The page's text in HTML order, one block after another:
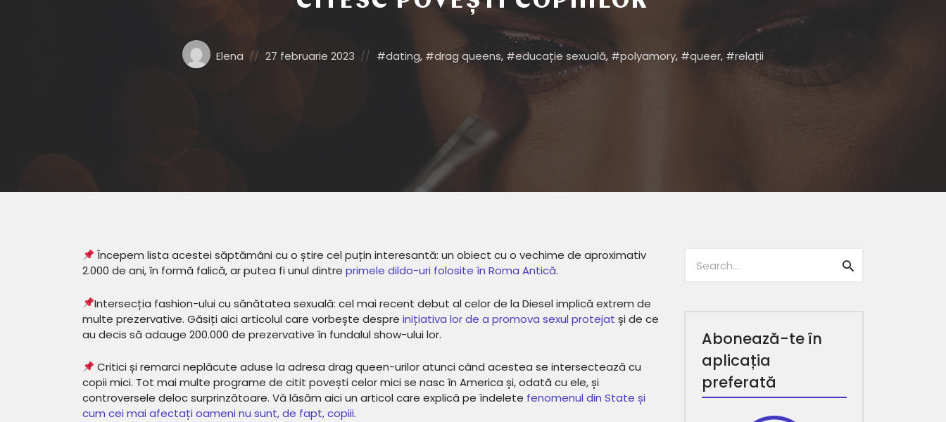
Posted
by:
Elena
on
27 februarie 2023
in:dating, drag queens, educație sexuală, polyamory, queer, relații
Începem lista acestei săptămâni cu o știre cel puțin interesantă: un obiect cu o vechime de aproximativ
2.000 de ani, în formă falică, ar putea fi unul dintre primele dildo-uri folosite în Roma Antică.
Intersecția fashion-ului cu sănătatea sexuală: cel mai recent debut al celor de la Diesel implică extrem de
multe prezervative. Găsiți aici articolul care vorbește despre inițiativa lor de a promova sexul protejat și de ce
au decis să adauge 200.000 de prezervative în fundalul show-ului lor.
Critici și remarci neplăcute aduse la adresa drag queen-urilor atunci când acestea se intersectează cu
copii mici. Tot mai multe programe de citit povești celor mici se nasc în America și, odată cu ele, și
controversele deloc surprinzătoare. Vă lăsăm aici un articol care explică pe îndelete fenomenul din State și
cum cei mai afectați oameni nu sunt, de fapt, copiii.
Caută
Abonează-te în
aplicația
preferată